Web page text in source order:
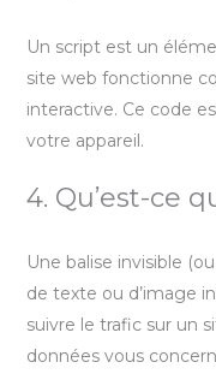
Un script est un
site web fonctionne
interactive. Ce code
votre appareil.
4. Qu’est-ce
Une balise invisible
de texte ou d’image
suivre le trafic sur un
données vous